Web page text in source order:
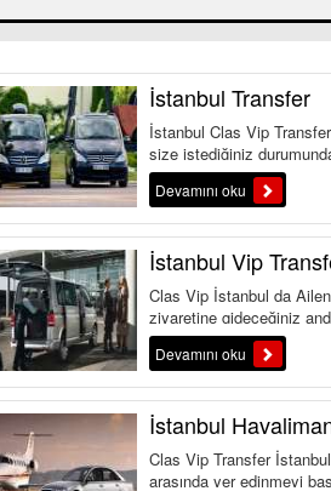
İstanbul Transfer
İstanbul Clas Vip
size istediğiniz
Devamını oku
İstanbul Vip
Clas Vip İstanbul da
ziyaretine gideceğiniz
Devamını oku
İstanbul
Clas Vip Transfer
arasında yer edinmeyi